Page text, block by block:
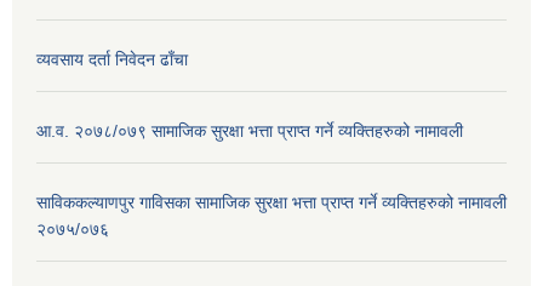
व्यवसाय दर्ता निवेदन ढाँचा
आ.व. २०७८/०७९ सामाजिक सुरक्षा भत्ता प्राप्त गर्ने व्यक्तिहरुको नामावली
साविककल्याणपुर गाविसका सामाजिक सुरक्षा भत्ता प्राप्त गर्ने व्यक्तिहरुको नामावली
२०७५/०७६